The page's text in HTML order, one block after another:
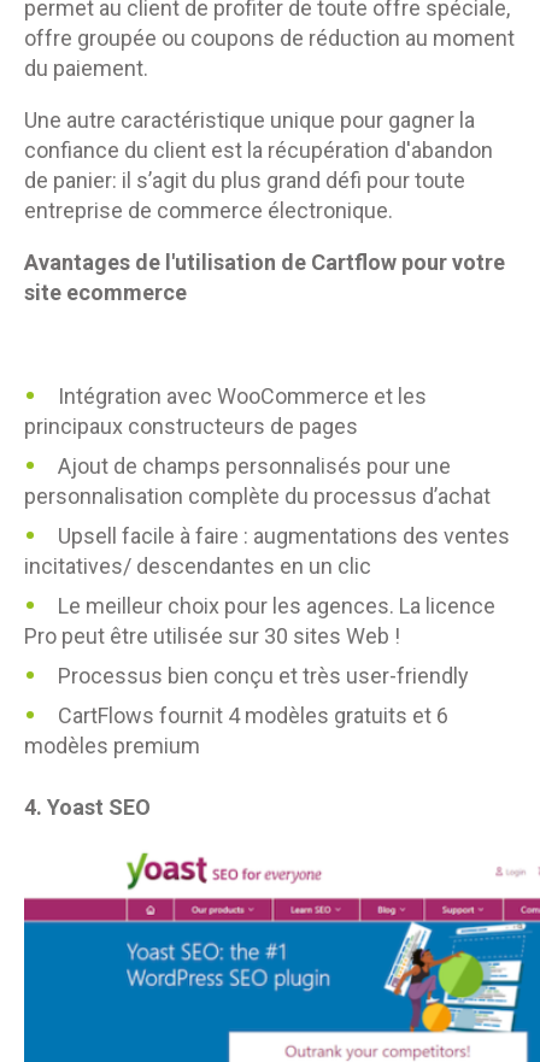
permet au client de profiter de toute offre spéciale,
offre groupée ou coupons de réduction au moment
du paiement.
Une autre caractéristique unique pour gagner la
confiance du client est la récupération d'abandon
de panier: il s’agit du plus grand défi pour toute
entreprise de commerce électronique.
Avantages de l'utilisation de Cartflow pour votre
site ecommerce
Intégration avec WooCommerce et les
principaux constructeurs de pages
Ajout de champs personnalisés pour une
personnalisation complète du processus d’achat
Upsell facile à faire : augmentations des ventes
incitatives/ descendantes en un clic
Le meilleur choix pour les agences. La licence
Pro peut être utilisée sur 30 sites Web !
Processus bien conçu et très user-friendly
CartFlows fournit 4 modèles gratuits et 6
modèles premium
4. Yoast SEO